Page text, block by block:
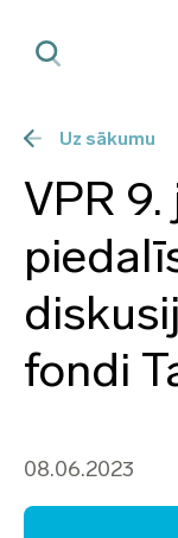
Uz sākumu
VPR 9.
fondi
08.06.2023